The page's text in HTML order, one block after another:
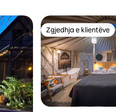
Zgjedhja e klientëve
Zgjedhja e klientëve